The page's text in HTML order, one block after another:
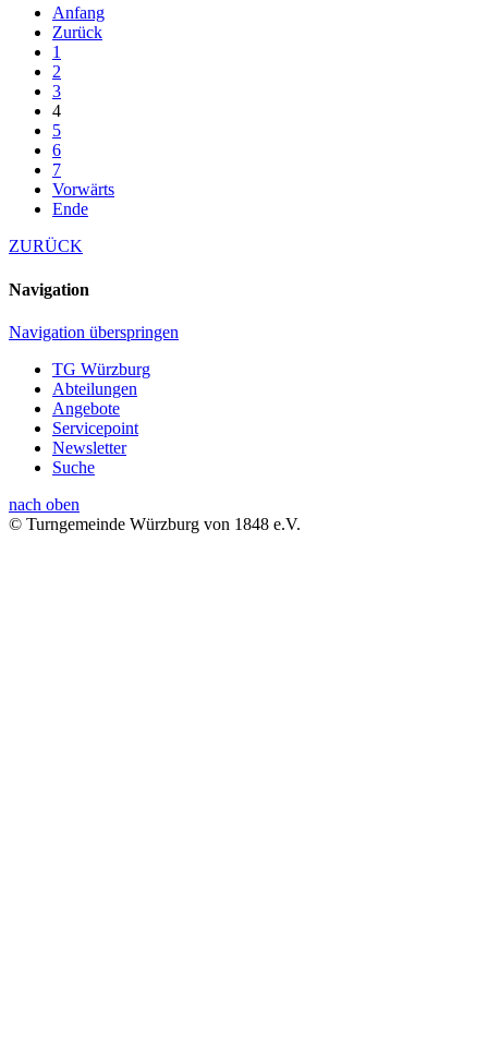
Anfang
Zurück
1
2
3
4
5
6
7
Vorwärts
Ende
ZURÜCK
Navigation
Navigation überspringen
TG Würzburg
Abteilungen
Angebote
Servicepoint
Newsletter
Suche
nach oben
© Turngemeinde Würzburg von 1848 e.V.